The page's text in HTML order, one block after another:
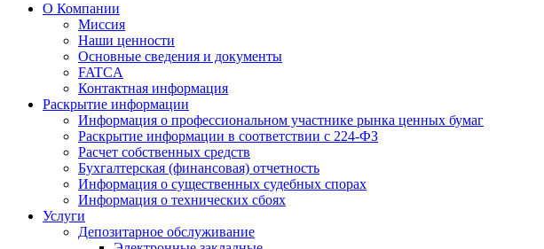
О Компании
Миссия
Наши ценности
Основные сведения и документы
FATCA
Контактная информация
Раскрытие информации
Информация о профессиональном участнике рынка ценных бумаг
Раскрытие информации в соответствии с 224-ФЗ
Расчет собственных средств
Бухгалтерская (финансовая) отчетность
Информация о существенных судебных спорах
Информация о технических сбоях
Услуги
Депозитарное обслуживание